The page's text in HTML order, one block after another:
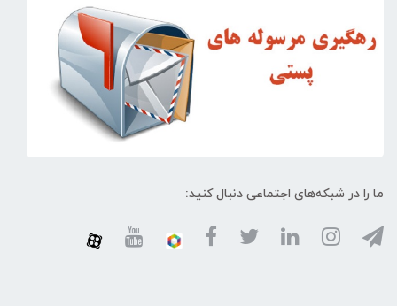
ما را در شبکه‌های اجتماعی دنبال کنید: